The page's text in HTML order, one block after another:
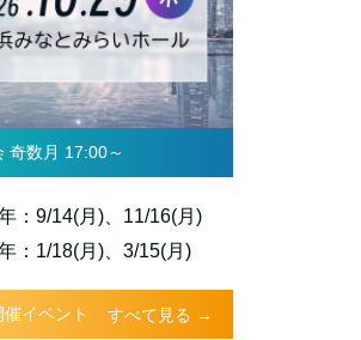
奇数月 17:00～
：9/14(月)、11/16(月)
：1/18(月)、3/15(月)
イベント すべて見る →